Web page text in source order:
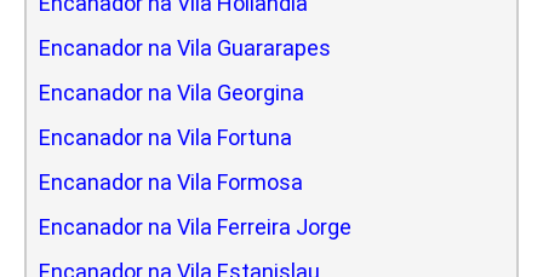
Encanador na Vila Guararapes
Encanador na Vila Georgina
Encanador na Vila Fortuna
Encanador na Vila Formosa
Encanador na Vila Ferreira Jorge
Encanador na Vila Estanislau